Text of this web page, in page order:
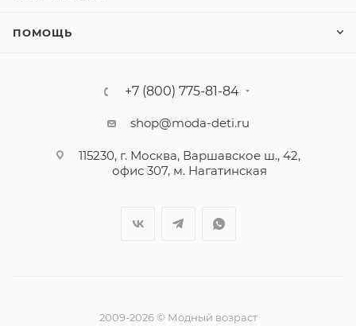
ПОМОЩЬ
+7 (800) 775-81-84
shop@moda-deti.ru
115230, г. Москва, Варшавское ш., 42,
офис 307, м. Нагатинская
2009-2026 © Модный возраст